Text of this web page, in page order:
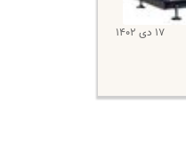
۱۷ دی ۱۴۰۲